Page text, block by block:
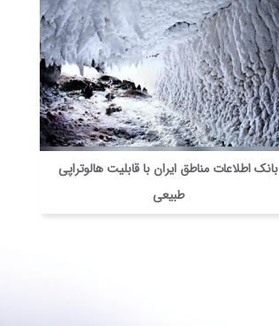
بانک اطلاعات مناطق ایران با قابلیت هالوتراپی
طبیعی